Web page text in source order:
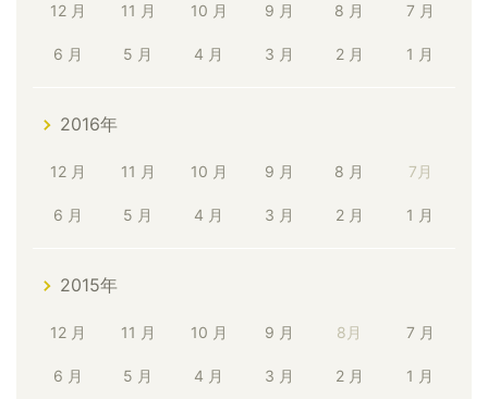
12 月 11 月 10 月 9 月 8 月 7 月
6 月 5 月 4 月 3 月 2 月 1 月
2016年
12 月 11 月 10 月 9 月 8 月 7月
6 月 5 月 4 月 3 月 2 月 1 月
2015年
12 月 11 月 10 月 9 月 8月 7 月
6 月 5 月 4 月 3 月 2 月 1 月